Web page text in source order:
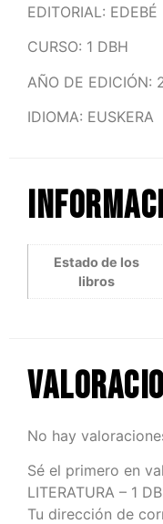
EDITORIAL: EDEBÉ
CURSO: 1 DBH
AÑO DE EDICIÓN:
IDIOMA: EUSKERA
Estado de los
libros
No hay
Sé el primero en
LITERATURA – 1
Tu dirección de